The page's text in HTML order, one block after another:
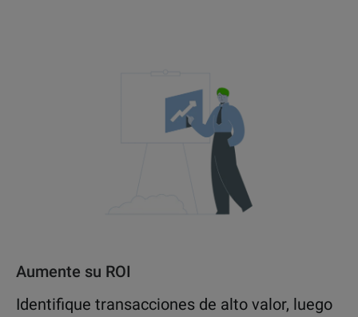
Aumente su ROI
Identifique transacciones de alto valor, luego